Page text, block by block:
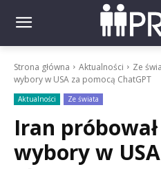
Strona główna Aktualności Ze
wybory w USA za pomocą ChatGPT
Aktualności Ze świata
Iran
wybory w